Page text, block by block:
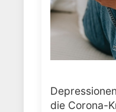
die Corona-